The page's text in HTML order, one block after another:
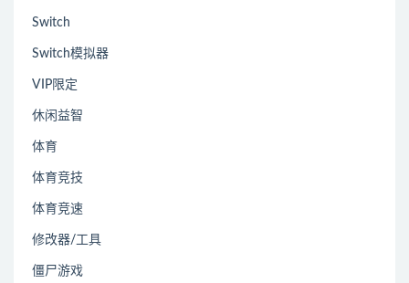
Switch
Switch模拟器
VIP限定
休闲益智
体育
体育竞技
体育竞速
修改器/工具
僵尸游戏